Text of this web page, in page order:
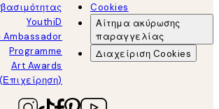
YouthiD
Ambassador
Programme
Art Awards
Cookies
Αίτημα ακύρωσης
παραγγελίας
Διαχείριση Cookies